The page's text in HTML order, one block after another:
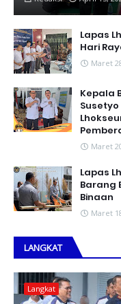
Lapas
Hari
Maret
Kepala
Susetyo
Maret
Lapas
Barang
Binaan
Maret
LANGKAT
Langkat